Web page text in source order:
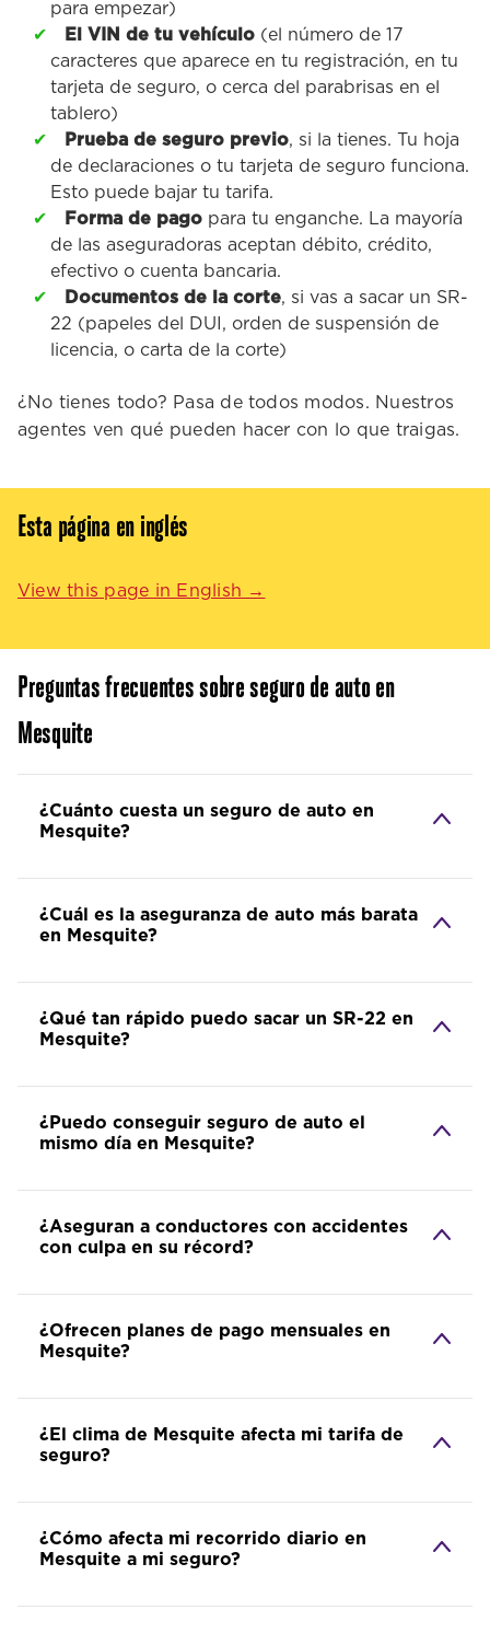
para empezar)
El VIN de tu vehículo (el número de 17
caracteres que aparece en tu registración, en tu
tarjeta de seguro, o cerca del parabrisas en el
tablero)
Prueba de seguro previo, si la tienes. Tu hoja
de declaraciones o tu tarjeta de seguro funciona.
Esto puede bajar tu tarifa.
Forma de pago para tu enganche. La mayoría
de las aseguradoras aceptan débito, crédito,
efectivo o cuenta bancaria.
Documentos de la corte, si vas a sacar un SR-
22 (papeles del DUI, orden de suspensión de
licencia, o carta de la corte)
¿No tienes todo? Pasa de todos modos. Nuestros
agentes ven qué pueden hacer con lo que traigas.
Esta página en inglés
View this page in English →
Preguntas frecuentes sobre seguro de auto en
Mesquite
¿Cuánto cuesta un seguro de auto en
Mesquite?
¿Cuál es la aseguranza de auto más barata
en Mesquite?
¿Qué tan rápido puedo sacar un SR-22 en
Mesquite?
¿Puedo conseguir seguro de auto el
mismo día en Mesquite?
¿Aseguran a conductores con accidentes
con culpa en su récord?
¿Ofrecen planes de pago mensuales en
Mesquite?
¿El clima de Mesquite afecta mi tarifa de
seguro?
¿Cómo afecta mi recorrido diario en
Mesquite a mi seguro?